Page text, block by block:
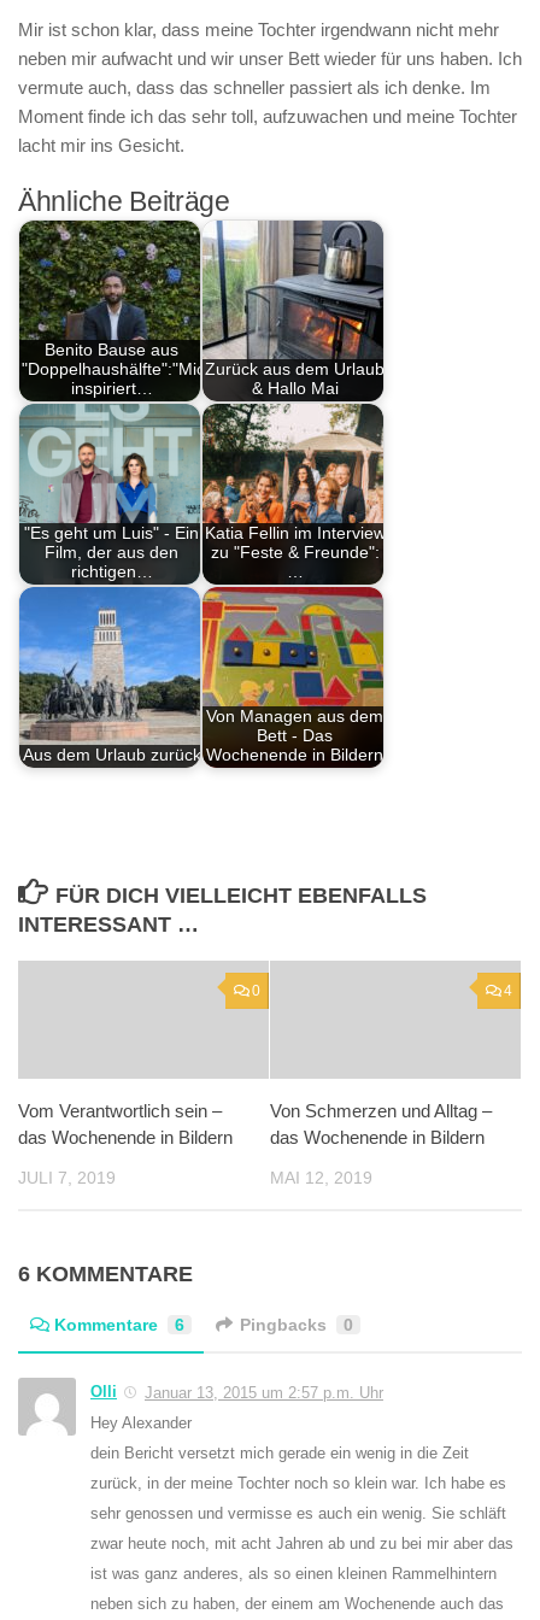
Mir ist schon klar, dass meine Tochter irgendwann nicht mehr
neben mir aufwacht und wir unser Bett wieder für uns haben. Ich
vermute auch, dass das schneller passiert als ich denke. Im
Moment finde ich das sehr toll, aufzuwachen und meine Tochter
lacht mir ins Gesicht.
Ähnliche Beiträge
Benito Bause aus
"Doppelhaushälfte":"Mich
inspiriert…
Zurück aus dem Urlaub
& Hallo Mai
"Es geht um Luis" - Ein
Film, der aus den
richtigen…
Katia Fellin im Interview
zu "Feste & Freunde":
…
Aus dem Urlaub zurück
Von Managen aus dem
Bett - Das
Wochenende in Bildern
FÜR DICH VIELLEICHT EBENFALLS
INTERESSANT …
0
Vom Verantwortlich sein –
das Wochenende in Bildern
JULI 7, 2019
4
Von Schmerzen und Alltag –
das Wochenende in Bildern
MAI 12, 2019
6 KOMMENTARE
Kommentare 6 Pingbacks 0
Olli
Januar 13, 2015 um 2:57 p.m. Uhr
Hey Alexander
dein Bericht versetzt mich gerade ein wenig in die Zeit
zurück, in der meine Tochter noch so klein war. Ich habe es
sehr genossen und vermisse es auch ein wenig. Sie schläft
zwar heute noch, mit acht Jahren ab und zu bei mir aber das
ist was ganz anderes, als so einen kleinen Rammelhintern
neben sich zu haben, der einem am Wochenende auch das